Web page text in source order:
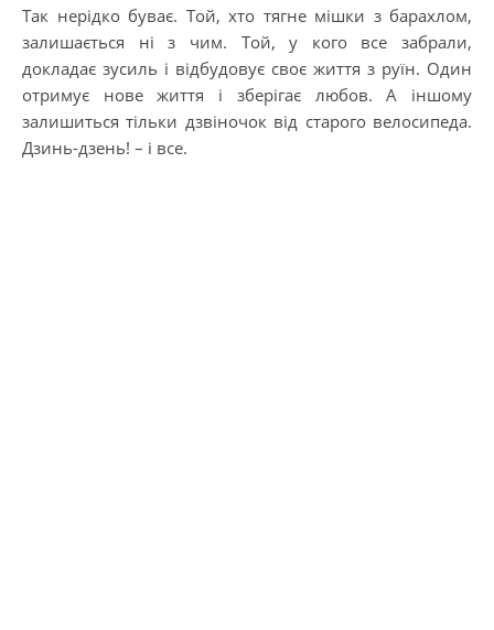
Так нерідко буває. Той, хто тягне мішки з барахлом,
залишається ні з чим. Той, у кого все забрали,
докладає зусиль і відбудовує своє життя з руїн. Один
отримує нове життя і зберігає любов. А іншому
залишиться тільки дзвіночок від старого велосипеда.
Дзинь-дзень! – і все.